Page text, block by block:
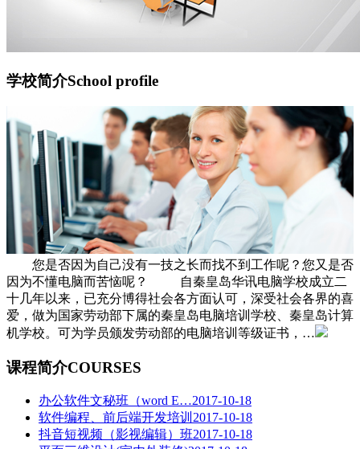
学校简介School profile
您是否因为自己没有一技之长而找不到工作呢？您又是否
因为不懂电脑而苦恼呢？ 自秦皇岛华讯电脑学校成立二
十几年以来，已充分博得社会各方面认可，深受社会各界的喜
爱，做为国家劳动部下属的秦皇岛电脑培训学校、秦皇岛计算
机学校。可为学员颁发劳动部的电脑培训等级证书，…
课程简介COURSES
办公软件文秘班（word E…2017-10-18
软件编程、前后端开发培训 2017-10-18
抖音短视频（影视编辑）班2017-10-18